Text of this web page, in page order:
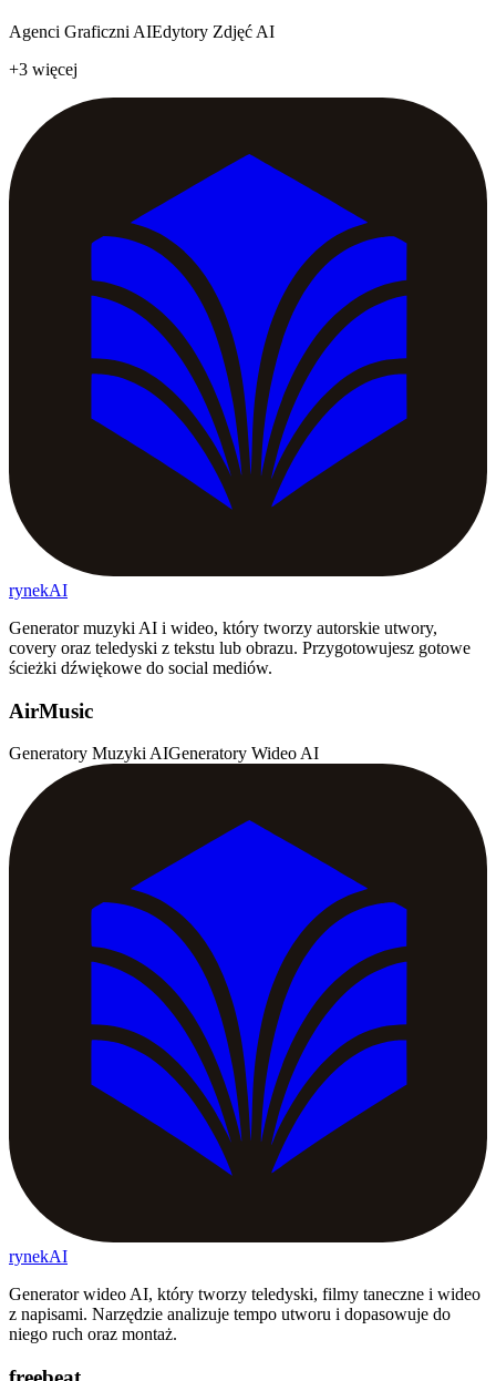
Agenci Graficzni AIEdytory Zdjęć AI
+3 więcej
rynekAI
Generator muzyki AI i wideo, który tworzy autorskie utwory,
covery oraz teledyski z tekstu lub obrazu. Przygotowujesz gotowe
ścieżki dźwiękowe do social mediów.
AirMusic
Generatory Muzyki AIGeneratory Wideo AI
rynekAI
Generator wideo AI, który tworzy teledyski, filmy taneczne i wideo
z napisami. Narzędzie analizuje tempo utworu i dopasowuje do
niego ruch oraz montaż.